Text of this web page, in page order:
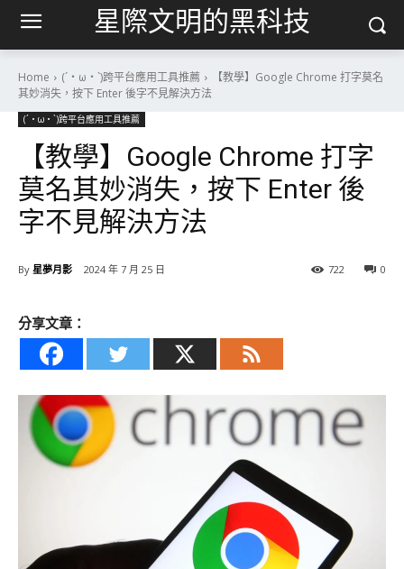
星際文明的黑科技
Home (´・ω・`)跨平台應用工具推薦
【教學】Google Chrome 打字莫名
其妙消失，按下 Enter 後字不見解決方法
(´・ω・`)跨平台應用工具推薦
【教學】Google Chrome 打字
莫名其妙消失，按下 Enter 後
字不見解決方法
By 星夢月影 2024 年 7 月 25 日 0
722
分享文章：